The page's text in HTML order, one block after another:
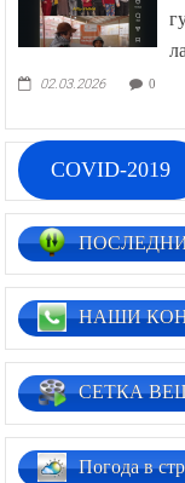
02.03.2026 0
COVID-2019
НАШИ
СЕТКА
Погода в